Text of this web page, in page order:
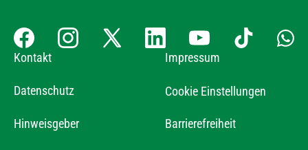
Kontakt Impressum
Datenschutz Cookie Einstellungen
Hinweisgeber Barrierefreiheit